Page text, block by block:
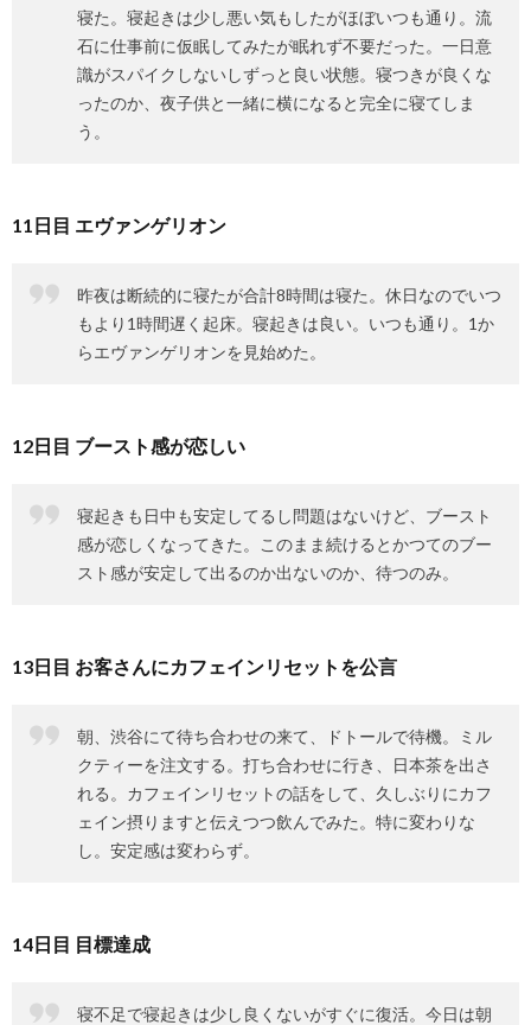
寝た。寝起きは少し悪い気もしたがほぼいつも通り。流
石に仕事前に仮眠してみたが眠れず不要だった。一日意
識がスパイクしないしずっと良い状態。寝つきが良くな
ったのか、夜子供と一緒に横になると完全に寝てしま
う。
11日目 エヴァンゲリオン
昨夜は断続的に寝たが合計8時間は寝た。休日なのでいつ
もより1時間遅く起床。寝起きは良い。いつも通り。1か
らエヴァンゲリオンを見始めた。
12日目 ブースト感が恋しい
寝起きも日中も安定してるし問題はないけど、ブースト
感が恋しくなってきた。このまま続けるとかつてのブー
スト感が安定して出るのか出ないのか、待つのみ。
13日目 お客さんにカフェインリセットを公言
朝、渋谷にて待ち合わせの来て、ドトールで待機。ミル
クティーを注文する。打ち合わせに行き、日本茶を出さ
れる。カフェインリセットの話をして、久しぶりにカフ
ェイン摂りますと伝えつつ飲んでみた。特に変わりな
し。安定感は変わらず。
14日目 目標達成
寝不足で寝起きは少し良くないがすぐに復活。今日は朝